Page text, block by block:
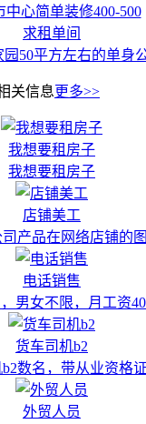
中心简单装修400-500
求租单间
园50平方左右的单身
关信息更多>>
我想要租房子
我想要租房子
店铺美工
产品在网络店铺的
电话销售
男女不限，月工资
货车司机b2
数名，带从业资格
外贸人员